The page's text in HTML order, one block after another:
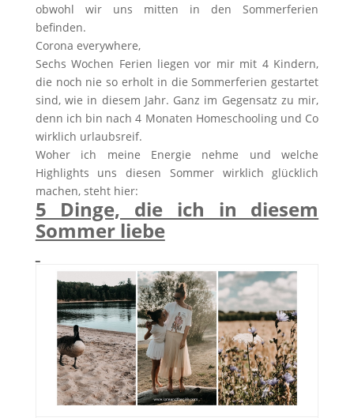
obwohl wir uns mitten in den Sommerferien
befinden.
Corona everywhere,
Sechs Wochen Ferien liegen vor mir mit 4 Kindern,
die noch nie so erholt in die Sommerferien gestartet
sind, wie in diesem Jahr. Ganz im Gegensatz zu mir,
denn ich bin nach 4 Monaten Homeschooling und Co
wirklich urlaubsreif.
Woher ich meine Energie nehme und welche
Highlights uns diesen Sommer wirklich glücklich
machen, steht hier:
5 Dinge, die ich in diesem
Sommer liebe